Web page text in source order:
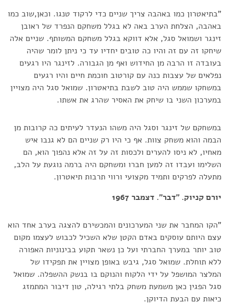
"בתיאטרון כמו באהבה צריך שניים כדי לרקוד טנגו. וכאן,שוב כמו
באהבה, הצלחת הערב באה לא בגלל משחקם הנפרד של ראובן
זינגר ושמואל סגל, אלא דווקא בגלל משחקם המשותף. שניים אלה
שיחקו זה עם זה והיו כה טובים יחדיו עד כי ניתן לומר שהיה
בעובדה זו הרבה מן החידוש ואף מן הגבורה. לזינגר היו רגעים
נפלאים של עצבות כנה עם קורטוב חוכמת חיים והיו רגעים
במשחקו שממש היה טוב לשבת בתיאטרון. שמואל סגל היה מצויין
במערכון השני בו שיחק את האסיר שהרג את אשתו.
במשחקם של זינגר וסגל היה משהו הנעדר לעיתים כה קרובות מן
הבמה והוא משחק צוות. אף כי היו רק שניים הם לא גנבו איש
מאחיו, לא ניסו להערים ולכסות זה על זה אלא נהפוך הוא, הם
השלימו ועבדו זה למען חברו ומשחקם היה ברמה נוגעת על הלב,
מתעלה לפרקים ותמיד מקצועי ורווי תרבות תיאטרון.
יורם קניוק. "דבר". דצמבר 1967
"הקו המחבר את שני המערכונים והמכשירם להצגה בערב אחד הוא
עצם היותם עוסקים באדם הקטן שלא השכיל לכבוש לעצמו מקום
טוב יותר במערך החברתי ועל כן נשאר תקוע בבינוניות האפורה
ללא תוחלת. שמואל סגל, גיבש באופן מצויין את תפקידו של
המלצר המושפל על ידי הלקוח והנוקם בו בנשק ההשפלה. שמואל
סגל הפגין כאן משמעת משחק בלתי רגילה, טון דיבור המתמזג
כיאות עם הבעת הדיוקן.